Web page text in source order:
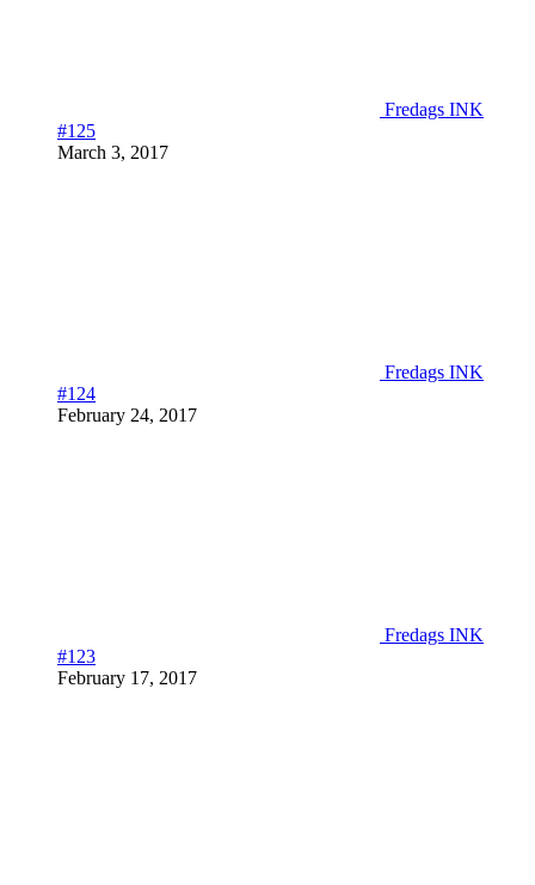
Fredags INK
#125
March 3, 2017
Fredags INK
#124
February 24, 2017
Fredags INK
#123
February 17, 2017